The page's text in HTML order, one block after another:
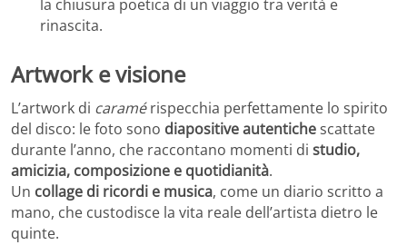
la chiusura poetica di un viaggio tra verità e
rinascita.
Artwork e visione
L’artwork di caramérispecchia perfettamente lo spirito
del disco: le foto sono diapositive autentichescattate
durante l’anno, che raccontano momenti di studio,
amicizia, composizione e quotidianità.
Un collage di ricordi e musica, come un diario scritto a
mano, che custodisce la vita reale dell’artista dietro le
quinte.